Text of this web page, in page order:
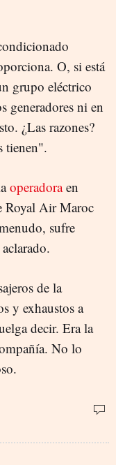
O, si está
grupo eléctrico
generadores ni en
¿Las razones?
tienen".
operadoraen
Royal Air Maroc
sufre
de la
y exhaustos a
decir. Era la
No lo